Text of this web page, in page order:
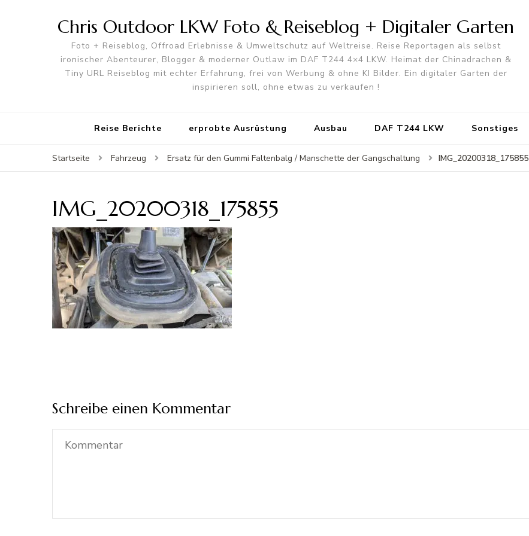
Chris Outdoor LKW Foto & Reiseblog + Digitaler Garten
Foto + Reiseblog, Offroad Erlebnisse & Umweltschutz auf Weltreise. Reise Reportagen als selbst
ironischer Abenteurer, Blogger & moderner Outlaw im DAF T244 4×4 LKW. Heimat der Chinadrachen &
Tiny URL Reiseblog mit echter Erfahrung, frei von Werbung & ohne KI Bilder. Ein digitaler Garten der
inspirieren soll, ohne etwas zu verkaufen !
Reise Berichte erprobte Ausrüstung Ausbau DAF T244 LKW Sonstiges
Startseite Fahrzeug Ersatz für den Gummi Faltenbalg / Manschette der Gangschaltung IMG_20200318_175855
IMG_20200318_175855
Schreibe einen Kommentar